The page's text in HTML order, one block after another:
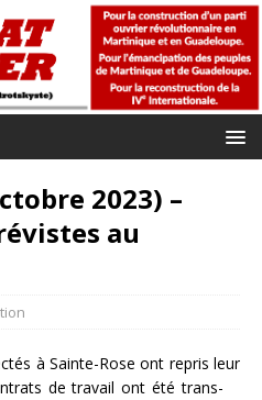
2023) –
au
à Sainte-Rose ont repris leur
de travail ont été trans-